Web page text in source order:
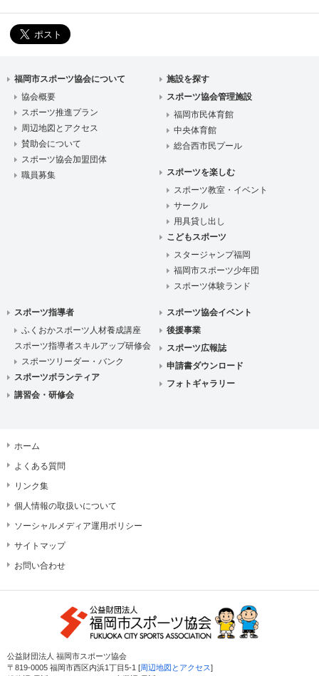
福岡市スポーツ協会について
協会概要
スポーツ推進プラン
周辺地図とアクセス
賛助会について
スポーツ協会加盟団体
職員募集
施設を探す
スポーツ協会管理施設
福岡市民体育館
中央体育館
総合西市民プール
スポーツを楽しむ
スポーツ教室・イベント
サークル
用具貸し出し
こどもスポーツ
スタージャンプ福岡
福岡市スポーツ少年団
スポーツ体験ランド
スポーツ指導者
ふくおかスポーツ人材養成講座
スポーツ指導者スキルアップ研修会
スポーツリーダー・バンク
スポーツボランティア
講習会・研修会
スポーツ協会イベント
後援事業
スポーツ広報誌
申請書ダウンロード
フォトギャラリー
ホーム
よくある質問
リンク集
個人情報の取扱いについて
ソーシャルメディア運用ポリシー
サイトマップ
お問い合わせ
公益財団法人 福岡市スポーツ協会
〒819-0005 福岡市西区内浜1丁目5-1 [周辺地図とアクセス]